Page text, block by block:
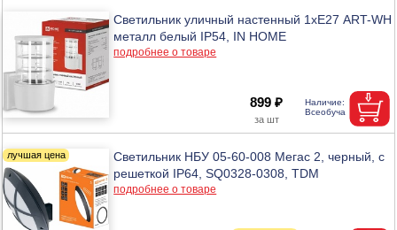
Светильник уличный настенный 1хЕ27 ART-WH
металл белый IP54, IN HOME
подробнее о товаре
899 ₽
Светильник НБУ 05-60-008 Мегас 2, черный, с
решеткой IP64, SQ0328-0308, TDM
подробнее о товаре